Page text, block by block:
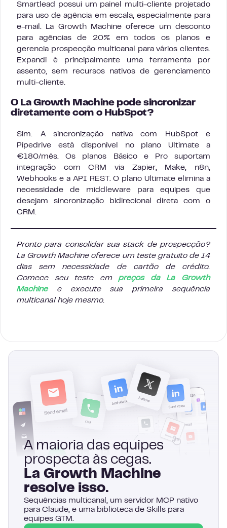
Smartlead possui um painel multi-cliente projetado
para uso de agência em escala, especialmente para
e-mail. La Growth Machine oferece um desconto
para agências de 20% em todos os planos e
gerencia prospecção multicanal para vários clientes.
Expandi é principalmente uma ferramenta por
assento, sem recursos nativos de gerenciamento
multi-cliente.
O La Growth Machine pode sincronizar
diretamente com o HubSpot?
Sim. A sincronização nativa com HubSpot e
Pipedrive está disponível no plano Ultimate a
€180/mês. Os planos Básico e Pro suportam
integração com CRM via Zapier, Make, n8n,
Webhooks e a API REST. O plano Ultimate elimina a
necessidade de middleware para equipes que
desejam sincronização bidirecional direta com o
CRM.
Pronto para consolidar sua stack de prospecção?
La Growth Machine oferece um teste gratuito de 14
dias sem necessidade de cartão de crédito.
Comece seu teste empreços da La Growth
Machinee execute sua primeira sequência
multicanal hoje mesmo.
A maioria das equipes
prospecta às cegas.
La Growth Machine
resolve isso.
Sequências multicanal, um servidor MCP nativo
para Claude, e uma biblioteca de Skills para
equipes GTM.